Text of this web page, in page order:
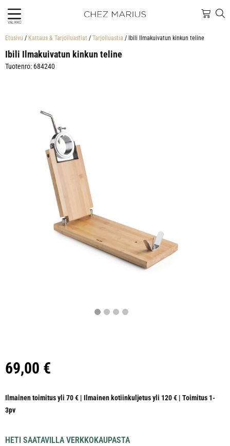
VALIKKO
Etusivu / Kattaus & Tarjoiluastiat / Tarjoiluastia / Ibili Ilmakuivatun kinkun teline
Ibili Ilmakuivatun kinkun teline
Tuotenro: 684240
69,00 €
Ilmainen toimitus yli 70 € | Ilmainen kotiinkuljetus yli 120 € | Toimitus 1-
3pv
HETI SAATAVILLA VERKKOKAUPASTA